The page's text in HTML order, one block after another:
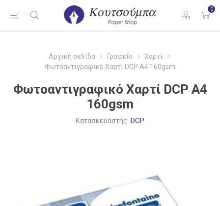
0
Αρχική σελίδα Γραφείο
Χαρτί
Φωτοαντιγραφικό Χαρτί DCP Α4 160gsm
Φωτοαντιγραφικό Χαρτί DCP Α4
160gsm
Κατασκευαστής: DCP